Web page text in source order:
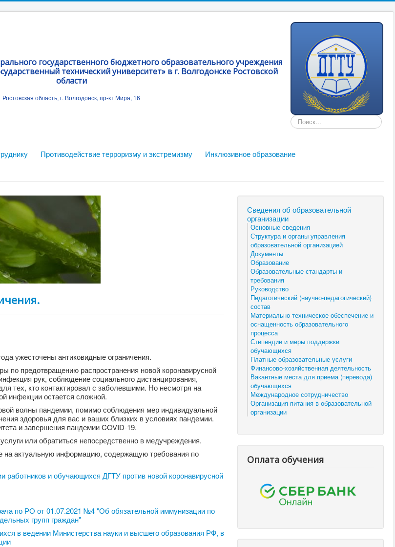
государственного бюджетного образовательного учреждения
технический университет» в г. Волгодонске Ростовской
области
Ростовская область, г. Волгодонск, пр-кт Мира, 16
Искать...
Противодействие терроризму и экстремизму
Инклюзивное образование
ужесточены антиковидные ограничения.
предотвращению распространения новой коронавирусной
рук, соблюдение социального дистанцирования,
тех, кто контактировал с заболевшими. Но несмотря на
инфекции остается сложной.
волны пандемии, помимо соблюдения мер индивидуальной
здоровья для вас и ваших близких в условиях пандемии.
и завершения пандемии COVID-19.
или обратиться непосредственно в медучреждения.
на актуальную информацию, содержащую требования по
и обучающихся ДГТУ против новой коронавирусной
по РО от 01.07.2021 №4 "Об обязательной иммунизации по
групп граждан"
в ведении Министерства науки и высшего образования РФ, в
Сведения об образовательной
организации
Основные сведения
Структура и органы управления
образовательной организацией
Документы
Образование
Образовательные стандарты и
требования
Руководство
Педагогический (научно-педагогический)
состав
Материально-техническое обеспечение и
оснащенность образовательного
процесса
Стипендии и меры поддержки
обучающихся
Платные образовательные услуги
Финансово-хозяйственная деятельность
Вакантные места для приема (перевода)
обучающихся
Международное сотрудничество
Организация питания в образовательной
организации
Оплата обучения